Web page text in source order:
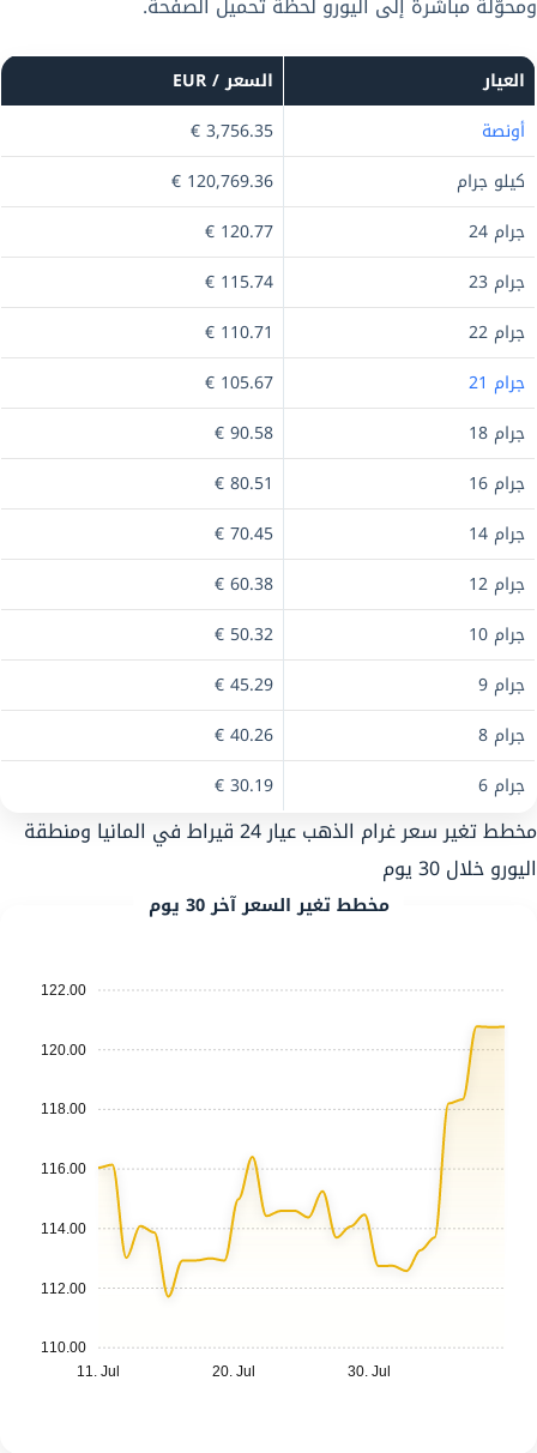
العيار
السعر / EUR
أونصة
3,756.35 €
كيلو جرام
120,769.36 €
جرام 24
120.77 €
جرام 23
115.74 €
جرام 22
110.71 €
جرام 21
105.67 €
جرام 18
90.58 €
جرام 16
80.51 €
جرام 14
70.45 €
جرام 12
60.38 €
جرام 10
50.32 €
جرام 9
45.29 €
جرام 8
40.26 €
جرام 6
30.19 €
مخطط تغير سعر غرام الذهب عيار 24 قيراط في المانيا ومنطقة
اليورو خلال 30 يوم
مخطط تغير السعر آخر 30 يوم
122.00
120.00
118.00
116.00
114.00
112.00
110.00
11. Jul
20. Jul 30. Jul